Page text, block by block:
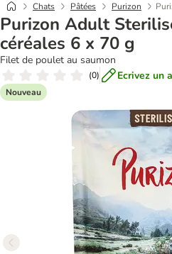
Chats Pâtées Purizon
Purizon Adult
céréales 6 x 70 g
Filet de poulet au saumon
(0) Ecrivez un
Nouveau